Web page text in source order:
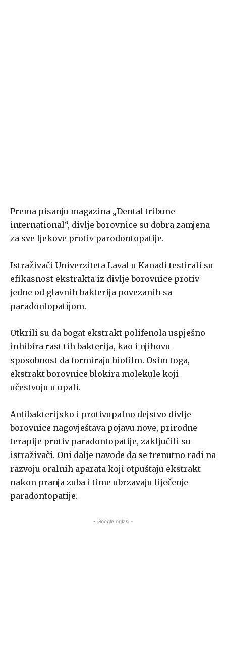
Prema pisanju magazina „Dental tribune
international“, divlje borovnice su dobra zamjena
za sve ljekove protiv parodontopatije.
Istraživači Univerziteta Laval u Kanadi testirali su
efikasnost ekstrakta iz divlje borovnice protiv
jedne od glavnih bakterija povezanih sa
paradontopatijom.
Otkrili su da bogat ekstrakt polifenola uspješno
inhibira rast tih bakterija, kao i njihovu
sposobnost da formiraju biofilm. Osim toga,
ekstrakt borovnice blokira molekule koji
učestvuju u upali.
Antibakterijsko i protivupalno dejstvo divlje
borovnice nagovještava pojavu nove, prirodne
terapije protiv paradontopatije, zaključili su
istraživači. Oni dalje navode da se trenutno radi na
razvoju oralnih aparata koji otpuštaju ekstrakt
nakon pranja zuba i time ubrzavaju liječenje
paradontopatije.
- Google oglasi -